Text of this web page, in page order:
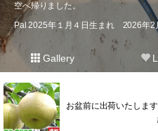
空へ帰りました。
Pal 2025年１月４日生まれ 2026年2
Gallery
お盆前に出荷いたしま